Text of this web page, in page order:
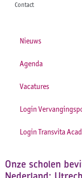
Contact
Nieuws
Agenda
Vacatures
Login
Login Transvita
Onze scholen